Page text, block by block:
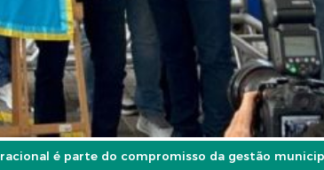
é parte do compromisso da gestão